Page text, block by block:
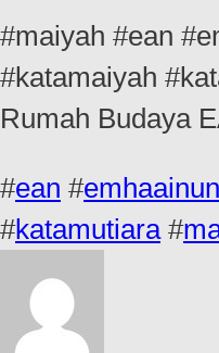
#maiyah #ean
#katamaiyah
Rumah Budaya
#ean #
#katamutiara#